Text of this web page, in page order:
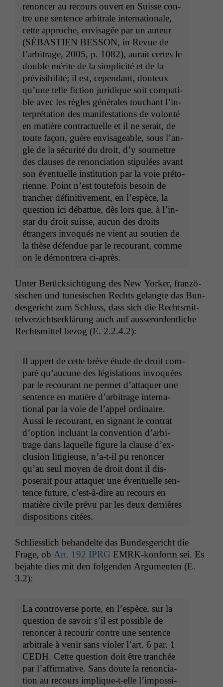
renon­cer au recours ouvert en Suisse con­
tre une sen­tence arbi­trale inter­na­tionale,
cette approche, envis­agée par un auteur
(SÉBASTIEN BESSON, in Revue de
l’ar­bi­trage, 2005, p. 1082), aurait certes le
dou­ble mérite de la sim­plic­ité et de la
prévis­i­bil­ité; il est, cepen­dant, dou­teux
qu’une telle fic­tion juridique soit com­pat­i­
ble avec les règles générales touchant l’in­
ter­pré­ta­tion des man­i­fes­ta­tions de volon­té
en matière con­tractuelle et il ne serait, de
toute façon, guère envis­age­able, sous l’an­
gle de la sécu­rité du droit, d’y soumet­tre
des claus­es de renon­ci­a­tion stip­ulées avant
son éventuelle insti­tu­tion par la voie pré­to­
ri­enne. Point n’est toute­fois besoin de
tranch­er défini­tive­ment, en l’e­spèce, la
ques­tion ici débattue, dès lors que, à l’in­
star du droit suisse, aucun des droits
étrangers invo­qués ne vient au sou­tien de
la thèse défendue par le recourant, comme
on le démon­tr­era ci-après.
Unter Berück­sich­ti­gung des New York­er, franzö­
sis­chen und tune­sis­chen Rechts gelangte das Bun­
des­gericht zum Schluss, dass sich die Rechtsmit­
telverzicht­serk­lärung auch auf ausseror­dentliche
Rechtsmit­tel bezog (E. 2.2.4.2):
Il appert de cette brève étude de droit com­
paré qu’au­cune des lég­is­la­tions invo­quées
par le recourant ne per­met d’at­ta­quer une
sen­tence en matière d’ar­bi­trage inter­na­
tion­al par la voie de l’ap­pel ordi­naire.
Aus­si le recourant, en sig­nant le con­trat
d’op­tion inclu­ant la con­ven­tion d’ar­bi­
trage dans laque­lle fig­ure la clause d’ex­
clu­sion litigieuse, n’a-t-il pu renon­cer
qu’au seul moyen de droit dont il dis­
poserait pour atta­quer une éventuelle sen­
tence future, c’est-à-dire au recours en
matière civile prévu par les deux dernières
dis­po­si­tions citées.
Schliesslich behan­delte das Bun­des­gericht die
Frage, ob Art. 192 IPRG EMRK-kon­form sei. Es
bejahte dies mit den fol­gen­den Argu­menten (E.
3.2):
La con­tro­verse porte, en l’e­spèce, sur la
ques­tion de savoir s’il est pos­si­ble de
renon­cer à recourir con­tre une sen­tence
arbi­trale à venir sans vio­l­er l’art. 6 par. 1
CEDH. Cette ques­tion doit être tranchée
par l’af­fir­ma­tive. Sans doute la renon­ci­a­
tion au recours implique-t-elle l’im­pos­si­